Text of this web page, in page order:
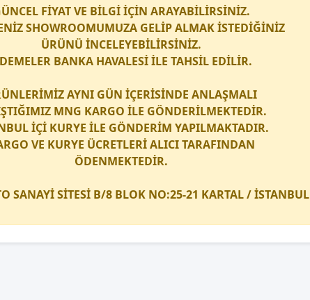
FİYAT VE BİLGİ İÇİN ARAYABİLİRSİNİZ.
SHOWROOMUMUZA GELİP ALMAK İSTEDİĞİNİZ
ÜRÜNÜ İNCELEYEBİLİRSİNİZ.
BANKA HAVALESİ İLE TAHSİL EDİLİR.
AYNI GÜN İÇERİSİNDE ANLAŞMALI
MNG KARGO İLE GÖNDERİLMEKTEDİR.
İÇİ KURYE İLE GÖNDERİM YAPILMAKTADIR.
VE KURYE ÜCRETLERİ ALICI TARAFINDAN
ÖDENMEKTEDİR.
SANAYİ SİTESİ B/8 BLOK NO:25-21 KARTAL / İSTANBUL